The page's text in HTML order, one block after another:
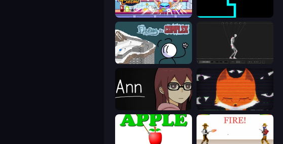
Max Mixed Cuisine Scary Maze
Fleeing the Complex Skeleton Simulator
SYNTAXIA